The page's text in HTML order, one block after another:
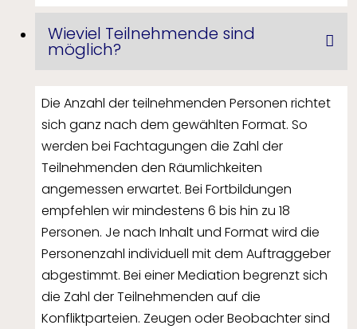
Wieviel Teilnehmende sind
möglich?
Die Anzahl der teilnehmenden Personen richtet
sich ganz nach dem gewählten Format. So
werden bei Fachtagungen die Zahl der
Teilnehmenden den Räumlichkeiten
angemessen erwartet. Bei Fortbildungen
empfehlen wir mindestens 6 bis hin zu 18
Personen. Je nach Inhalt und Format wird die
Personenzahl individuell mit dem Auftraggeber
abgestimmt. Bei einer Mediation begrenzt sich
die Zahl der Teilnehmenden auf die
Konfliktparteien. Zeugen oder Beobachter sind